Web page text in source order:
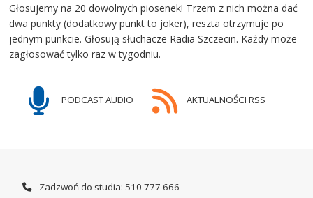
Głosujemy na 20 dowolnych piosenek! Trzem z nich można dać
dwa punkty (dodatkowy punkt to joker), reszta otrzymuje po
jednym punkcie. Głosują słuchacze Radia Szczecin. Każdy może
zagłosować tylko raz w tygodniu.
PODCAST AUDIO AKTUALNOŚCI RSS
Zadzwoń do studia: 510 777 666